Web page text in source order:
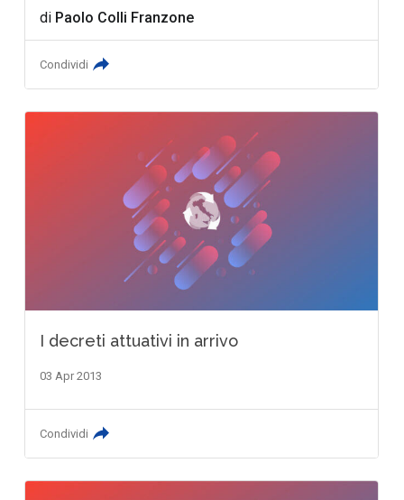
di Paolo Colli Franzone
Condividi
I decreti attuativi in arrivo
03 Apr 2013
Condividi